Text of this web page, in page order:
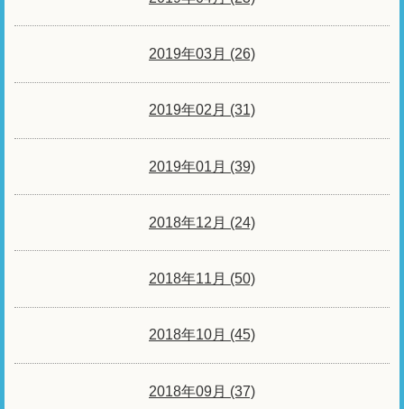
2019年03月 (26)
2019年02月 (31)
2019年01月 (39)
2018年12月 (24)
2018年11月 (50)
2018年10月 (45)
2018年09月 (37)